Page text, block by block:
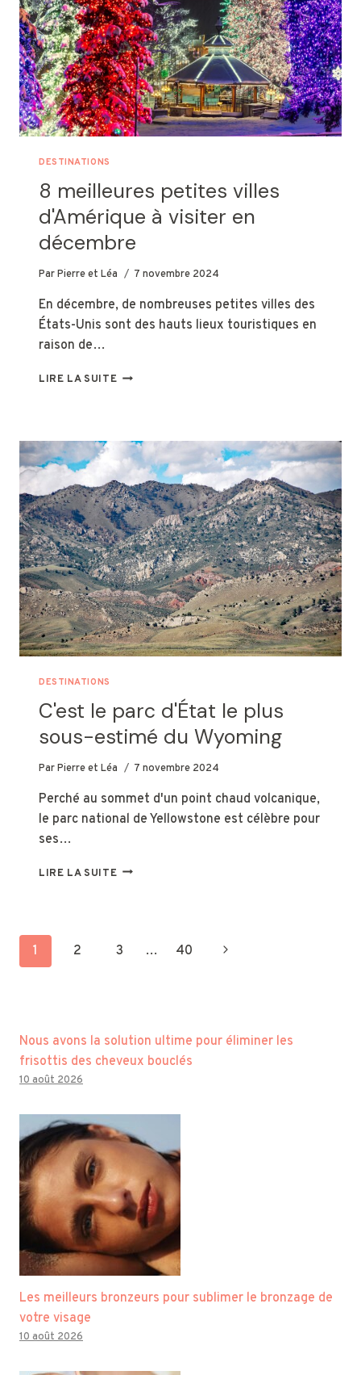
DESTINATIONS
8 meilleures petites villes
d'Amérique à visiter en
décembre
ParPierre et Léa 7 novembre 2024
En décembre, de nombreuses petites villes des
États-Unis sont des hauts lieux touristiques en
raison de…
LIRE LA SUITE 8
D'AMÉRIQUE
À
VISITER
EN
DÉCEMBRE
DESTINATIONS
C'est le parc d'État le plus
sous-estimé du Wyoming
ParPierre et Léa 7 novembre 2024
Perché au sommet d'un point chaud volcanique,
le parc national de Yellowstone est célèbre pour
ses…
LIRE LA SUITE C'EST
PLUS
Page
navigation
1 2 3 … 40
Next
Nous avons la solution ultime pour éliminer les
frisottis des cheveux bouclés
10 août 2026
Les meilleurs bronzeurs pour sublimer le bronzage de
votre visage
10 août 2026